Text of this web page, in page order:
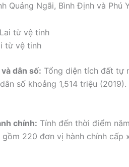
Quảng Ngãi, Bình Định và Phú
từ vệ tinh
dân số: Tổng diện tích đất tự
số khoảng 1,514 triệu
chính: Tính đến thời điểm
gồm 220 đơn vị hành chính